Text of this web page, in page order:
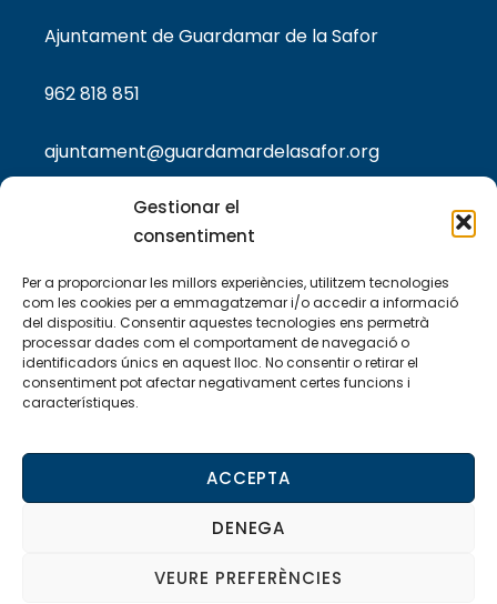
Gestionar el
consentiment
Per a proporcionar les millors experiències, utilitzem tecnologies
com les cookies per a emmagatzemar i/o accedir a informació
del dispositiu. Consentir aquestes tecnologies ens permetrà
processar dades com el comportament de navegació o
identificadors únics en aquest lloc. No consentir o retirar el
consentiment pot afectar negativament certes funcions i
característiques.
ACCEPTA
DENEGA
VEURE PREFERÈNCIES
Ajuntament de Guardamar de la Safor
962 818 851
ajuntament@guardamardelasafor.org
TEXTOS LEGALS
Política de privacitat
Política de cookies
Avis legal
Declaració d’accessibilitat
© 2024 Ajuntament de Guardamar de la Safor